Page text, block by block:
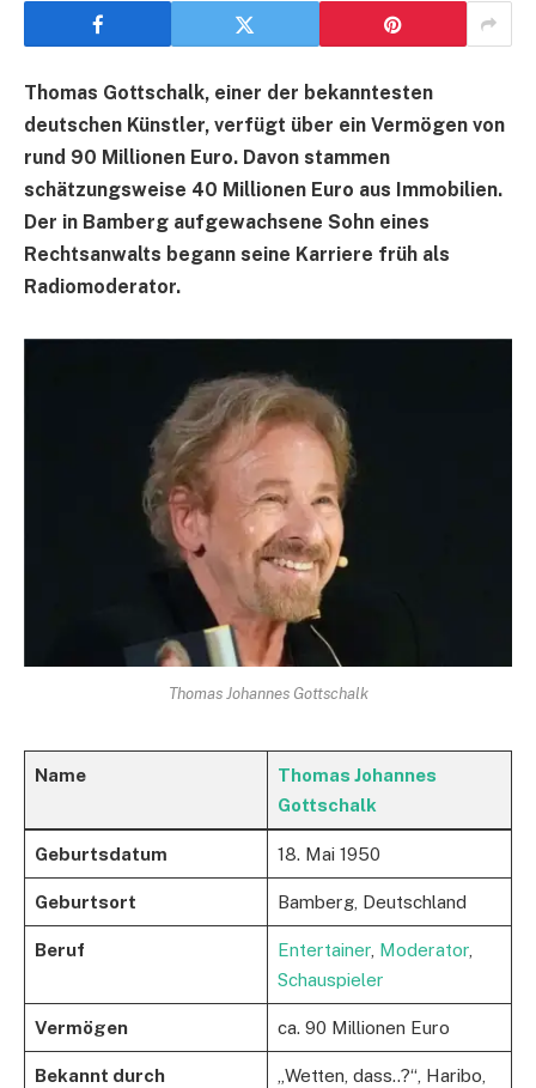
Thomas Gottschalk, einer der bekanntesten
deutschen Künstler, verfügt über ein Vermögen von
rund 90 Millionen Euro. Davon stammen
schätzungsweise 40 Millionen Euro aus Immobilien.
Der in Bamberg aufgewachsene Sohn eines
Rechtsanwalts begann seine Karriere früh als
Radiomoderator.
Thomas Johannes Gottschalk
Name
Thomas Johannes
Gottschalk
Geburtsdatum 18. Mai 1950
Geburtsort Bamberg, Deutschland
Beruf Entertainer, Moderator,
Schauspieler
Vermögen ca. 90 Millionen Euro
Bekannt durch
„Wetten, dass..?“, Haribo,